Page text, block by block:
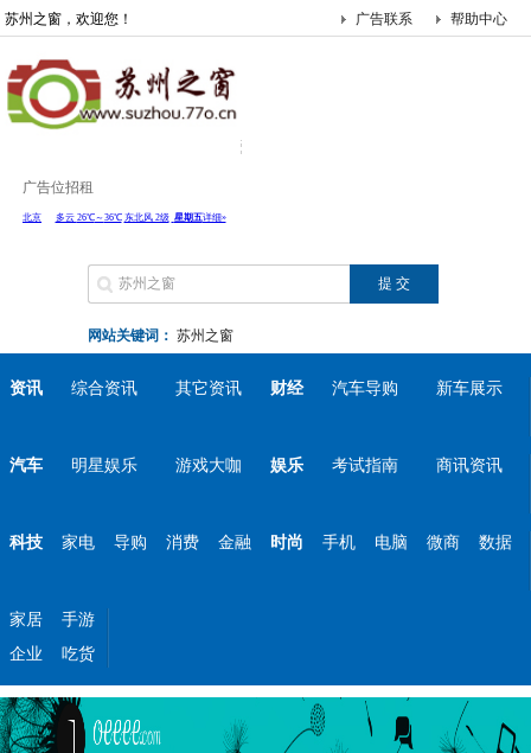
苏州之窗，欢迎您！ 帮助中心
广告联系
广告位招租
网站关键词： 苏州之窗
资讯 综合资讯 其它资讯 财经 汽车导购 新车展示
汽车 明星娱乐 游戏大咖 娱乐 考试指南 商讯资讯
科技 家电 导购 消费 金融 时尚 手机 电脑 微商 数据
家居
手游
企业
吃货